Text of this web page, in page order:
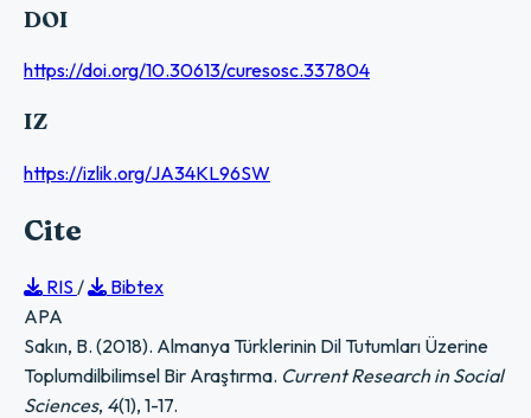
DOI
https://doi.org/10.30613/curesosc.337804
IZ
https://izlik.org/JA34KL96SW
Cite
RIS /
Bibtex
APA
Sakın, B. (2018). Almanya Türklerinin Dil Tutumları Üzerine
Toplumdilbilimsel Bir Araştırma. Current Research in Social
Sciences, 4(1), 1-17.